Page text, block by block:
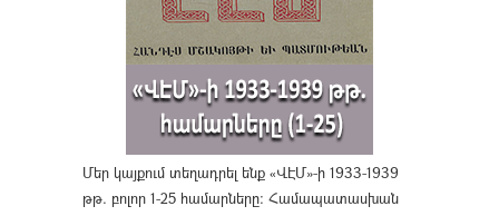
Մեր կայքում տեղադրել ենք «ՎԷՄ»-ի 1933-1939
թթ. բոլոր 1-25 համարները։ Համապատասխան